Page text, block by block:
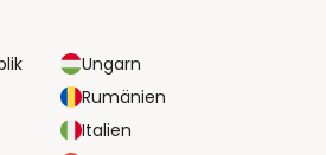
Ungarn
Rumänien
Italien